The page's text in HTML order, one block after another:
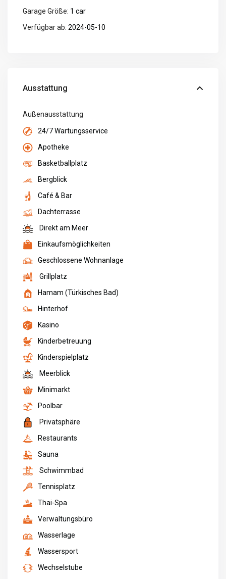
Garage Größe: 1 car
Verfügbar ab: 2024-05-10
Ausstattung
Außenausstattung
24/7 Wartungsservice
Apotheke
Basketballplatz
Bergblick
Café & Bar
Dachterrasse
Direkt am Meer
Einkaufsmöglichkeiten
Geschlossene Wohnanlage
Grillplatz
Hamam (Türkisches Bad)
Hinterhof
Kasino
Kinderbetreuung
Kinderspielplatz
Meerblick
Minimarkt
Poolbar
Privatsphäre
Restaurants
Sauna
Schwimmbad
Tennisplatz
Thai-Spa
Verwaltungsbüro
Wasserlage
Wassersport
Wechselstube